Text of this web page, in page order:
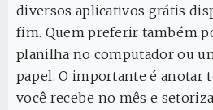
diversos aplicativos grátis
fim. Quem preferir também
planilha no computador ou
papel. O importante é anotar
você recebe no mês e